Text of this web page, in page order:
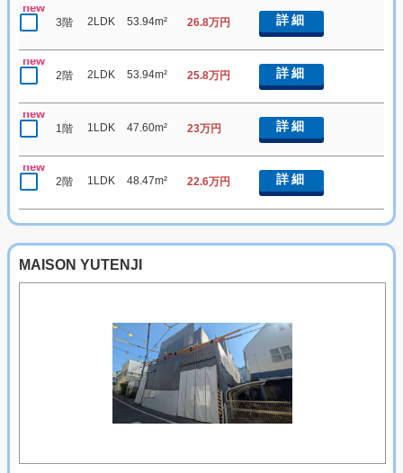
new
3階 2LDK 53.94m² 26.8万円 詳細
new
2階 2LDK 53.94m² 25.8万円 詳細
new
1階 1LDK 47.60m² 23万円 詳細
new
2階 1LDK 48.47m² 22.6万円 詳細
MAISON YUTENJI